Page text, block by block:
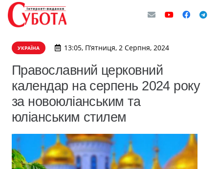
УКРАЇНА 13:05, П’ятниця, 2 Серпня, 2024
Православний церковний
календар на серпень 2024 року
за новоюліанським та
юліанським стилем